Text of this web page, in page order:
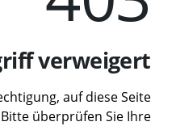
verweigert
auf diese Seite
überprüfen Sie Ihre